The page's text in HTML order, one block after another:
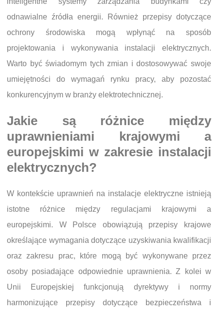
odnawialne źródła energii. Również przepisy dotyczące
ochrony środowiska mogą wpłynąć na sposób
projektowania i wykonywania instalacji elektrycznych.
Warto być świadomym tych zmian i dostosowywać swoje
umiejętności do wymagań rynku pracy, aby pozostać
konkurencyjnym w branży elektrotechnicznej.
Jakie są różnice między
uprawnieniami krajowymi a
europejskimi w zakresie instalacji
elektrycznych?
W kontekście uprawnień na instalacje elektryczne istnieją
istotne różnice między regulacjami krajowymi a
europejskimi. W Polsce obowiązują przepisy krajowe
określające wymagania dotyczące uzyskiwania kwalifikacji
oraz zakresu prac, które mogą być wykonywane przez
osoby posiadające odpowiednie uprawnienia. Z kolei w
Unii Europejskiej funkcjonują dyrektywy i normy
harmonizujące przepisy dotyczące bezpieczeństwa i